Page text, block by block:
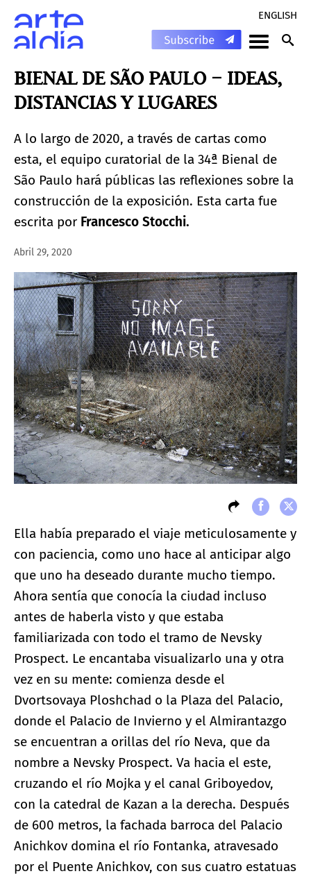
ENGLISH
BIENAL DE SÃO PAULO – IDEAS,
DISTANCIAS Y LUGARES
A lo largo de 2020, a través de cartas como
esta, el equipo curatorial de la 34ª Bienal de
São Paulo hará públicas las reflexiones sobre la
construcción de la exposición. Esta carta fue
escrita por Francesco Stocchi.
Abril 29, 2020
Ella había preparado el viaje meticulosamente y
con paciencia, como uno hace al anticipar algo
que uno ha deseado durante mucho tiempo.
Ahora sentía que conocía la ciudad incluso
antes de haberla visto y que estaba
familiarizada con todo el tramo de Nevsky
Prospect. Le encantaba visualizarlo una y otra
vez en su mente: comienza desde el
Dvortsovaya Ploshchad o la Plaza del Palacio,
donde el Palacio de Invierno y el Almirantazgo
se encuentran a orillas del río Neva, que da
nombre a Nevsky Prospect. Va hacia el este,
cruzando el río Mojka y el canal Griboyedov,
con la catedral de Kazan a la derecha. Después
de 600 metros, la fachada barroca del Palacio
Anichkov domina el río Fontanka, atravesado
por el Puente Anichkov, con sus cuatro estatuas